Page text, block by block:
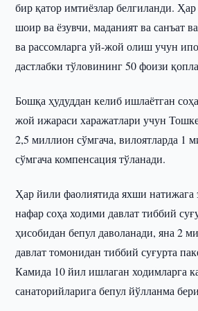
бир қатор имтиёзлар белгиланди.
шоир ва ёзувчи, маданият ва санъат
ва рассомларга уй-жой олиш учун
дастлабки тўловининг 50 фоизи
Бошқа ҳудуддан келиб ишлаётган
жой ижараси харажатлари учун
2,5 миллион сўмгача, вилоятларда 1
сўмгача компенсация тўланади.
Ҳар йили фаолиятида яхши
нафар соҳа ходими давлат тиббий
ҳисобидан бепул даволанади, яна 2
давлат томонидан тиббий суғурта
Камида 10 йил ишлаган ходимларга
санаторийларига бепул йўлланма